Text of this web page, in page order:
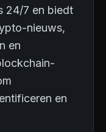
24/7 en biedt
nieuws,
en
en